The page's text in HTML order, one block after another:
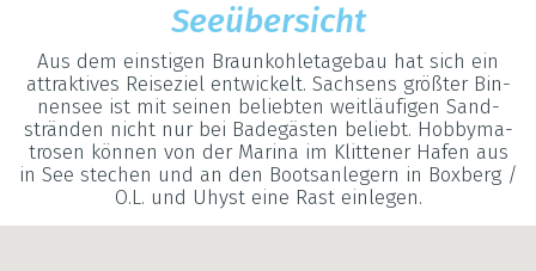
See­über­sicht
Aus dem eins­ti­gen Braun­koh­le­ta­ge­bau hat sich ein
attrak­ti­ves Rei­se­ziel ent­wi­ckelt. Sach­sens grö­ß­ter Bin­
nen­see ist mit sei­nen belieb­ten weit­läu­fi­gen Sand­
strän­den nicht nur bei Bade­gäs­ten beliebt. Hob­by­ma­
tro­sen kön­nen von der Marina im Klit­te­ner Hafen aus
in See ste­chen und an den Boots­an­le­gern in Box­berg /
O.L. und Uhyst eine Rast ein­le­gen.